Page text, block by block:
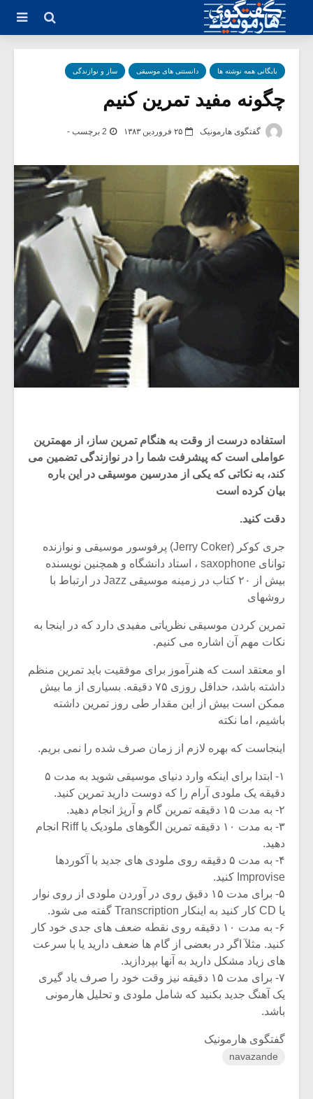
بایگانی همه نوشته ها دانستنی های موسیقی ساز و نوازندگی
چگونه مفید تمرین کنیم
گفتگوی هارمونیک ۲۵ فروردین ۱۳۸۳ 2 برچسب -
استفاده درست از وقت به هنگام تمرین ساز، از مهمترین
عواملی است که پیشرفت شما را در نوازندگی تضمین می
کند، به نکاتی که یکی از مدرسین موسیقی در این باره
بیان کرده است
دقت کنید.
جری کوکر (Jerry Coker) پرفوسور موسیقی و نوازنده
توانای saxophone ، استاد دانشگاه و همچنین نویسنده
بیش از ۲۰ کتاب در زمینه موسیقی Jazz در ارتباط با
روشهای
تمرین کردن موسیقی نظریاتی مفیدی دارد که در اینجا به
نکات مهم آن اشاره می کنیم.
او معتقد است که هنرآموز برای موفقیت باید تمرین منظم
داشته باشد، حداقل روزی ۷۵ دقیقه. بسیاری از ما بیش
ممکن است بیش از این مقدار طی روز تمرین داشته
باشیم، اما نکته
اینجاست که بهره لازم از زمان صرف شده را نمی بریم.
۱- ابتدا برای اینکه وارد دنیای موسیقی شوید به مدت ۵
دقیقه یک ملودی آرام را که دوست دارید تمرین کنید.
۲- به مدت ۱۵ دقیقه تمرین گام و آرپژ انجام دهید.
۳- به مدت ۱۰ دقیقه تمرین الگوهای ملودیک یا Riff انجام
دهید.
۴- به مدت ۵ دقیقه روی ملودی های جدید با آکوردها
Improvise کنید.
۵- برای مدت ۱۵ دقیق روی در آوردن ملودی از روی نوار
یا CD کار کنید به اینکار Transcription گفته می شود.
۶- به مدت ۱۰ دقیقه روی نقطه ضعف های جدی خود کار
کنید. مثلآ اگر در بعضی از گام ها ضعف دارید یا با سرعت
های زیاد مشکل دارید به آنها بپردازید.
۷- برای مدت ۱۵ دقیقه نیز وقت خود را صرف یاد گیری
یک آهنگ جدید بکنید که شامل ملودی و تحلیل هارمونی
باشد.
گفتگوی هارمونیک
navazande
یادداشتی بر موسیقی
متن فیلم «متری
شیش و نیم»
اگر نمی توانی
مشهورترین باشی،
موسیقی
موسیقی
سکانسی